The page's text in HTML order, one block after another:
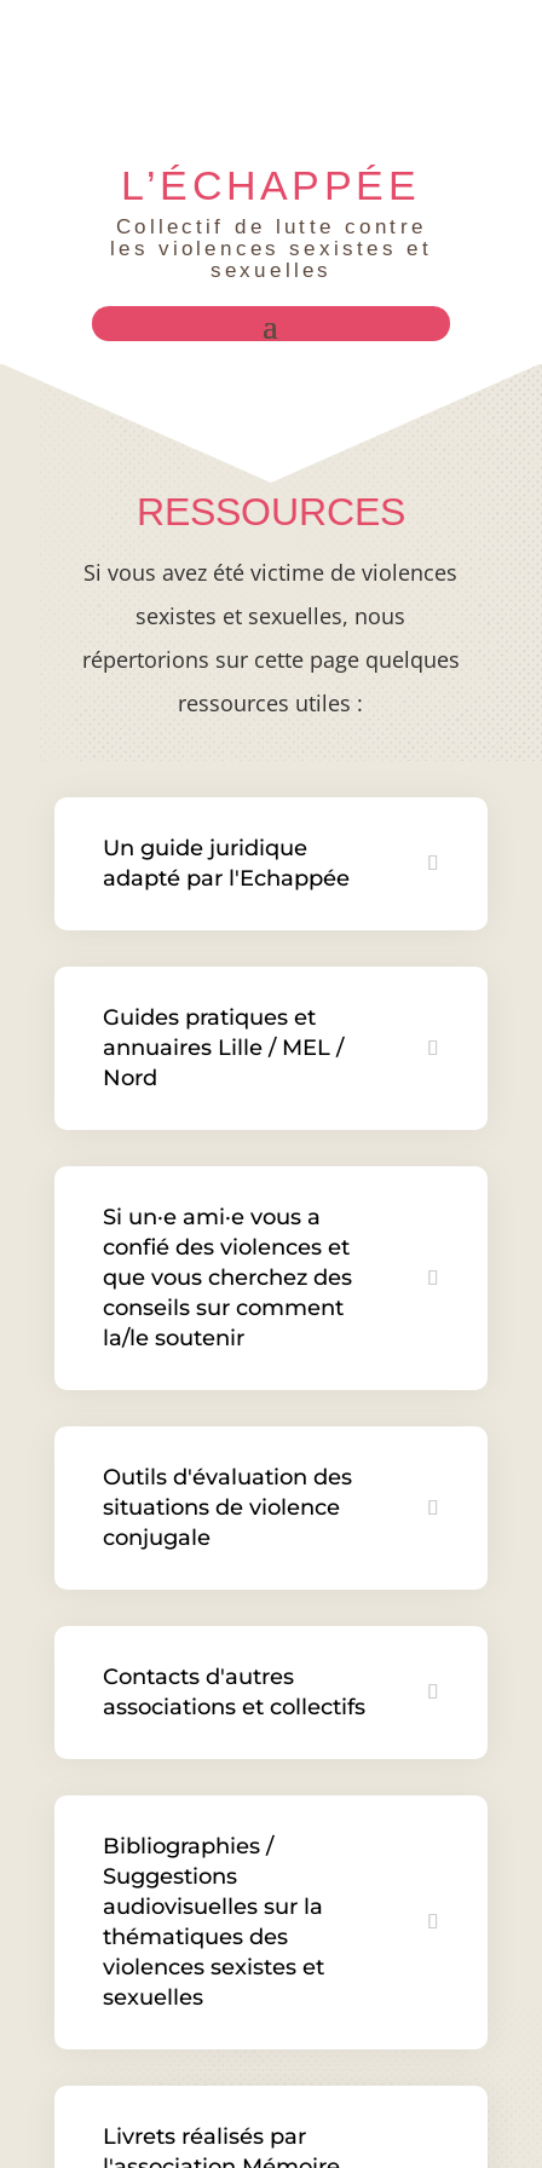
L’ÉCHAPPÉE
Collectif de lutte contre
les violences sexistes et
sexuelles
RESSOURCES
Si vous avez été victime de violences
sexistes et sexuelles, nous
répertorions sur cette page quelques
ressources utiles :
Un guide juridique
adapté par l'Echappée
Guides pratiques et
annuaires Lille / MEL /
Nord
Si un·e ami·e vous a
confié des violences et
que vous cherchez des
conseils sur comment
la/le soutenir
Outils d'évaluation des
situations de violence
conjugale
Contacts d'autres
associations et collectifs
Bibliographies /
Suggestions
audiovisuelles sur la
thématiques des
violences sexistes et
sexuelles
Livrets réalisés par